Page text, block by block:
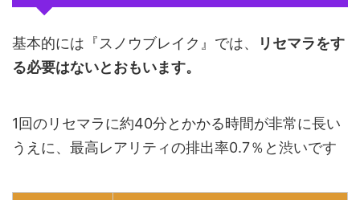
基本的には『スノウブレイク』では、
リセマラをす
る必要はないとおもいます。
1回のリセマラに約40分とかかる時間が非常に長い
うえに、最高レアリティの排出率0.7％と渋いです